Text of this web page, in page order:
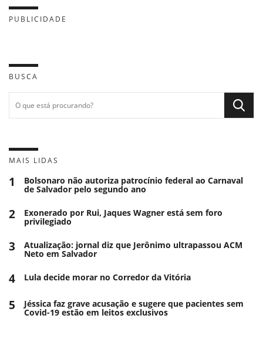
PUBLICIDADE
BUSCA
MAIS LIDAS
1 Bolsonaro não autoriza patrocínio federal ao Carnaval
de Salvador pelo segundo ano
2 Exonerado por Rui, Jaques Wagner está sem foro
privilegiado
3 Atualização: jornal diz que Jerônimo ultrapassou ACM
Neto em Salvador
4 Lula decide morar no Corredor da Vitória
5 Jéssica faz grave acusação e sugere que pacientes sem
Covid-19 estão em leitos exclusivos